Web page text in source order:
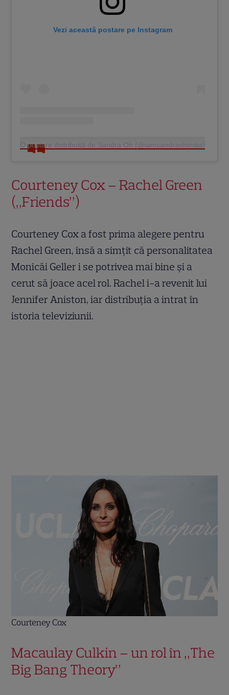
Vezi această postare pe Instagram
O postare distribuită de Sandra Oh (@iamsandraohinsta)
Courteney Cox – Rachel Green
(„Friends”)
Courteney Cox a fost prima alegere pentru
Rachel Green, însă a simțit că personalitatea
Monicăi Geller i se potrivea mai bine și a
cerut să joace acel rol. Rachel i-a revenit lui
Jennifer Aniston, iar distribuția a intrat în
istoria televiziunii.
Courteney Cox
Macaulay Culkin – un rol în „The
Big Bang Theory”